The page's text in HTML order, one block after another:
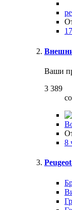
Ваши
3 389
8